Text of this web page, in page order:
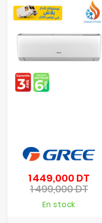
1 449,000 DT
1 499,000 DTPrix
En stock